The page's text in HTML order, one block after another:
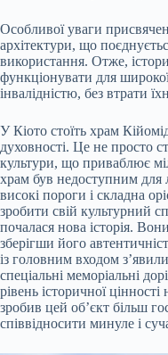
Особливої уваги
архітектури, що
використання. Отже,
функціонувати для
інвалідністю, без втрати
У Кіото стоїть храм
духовності. Це не просто
культури, що приваблює
храм був недоступним для
високі пороги і складна
зробити свій культурний
почалася нова історія.
зберігши його
із головним входом
спеціальні меморіальні
рівень історичної
зробив цей об’єкт більш
співвідносити минуле і